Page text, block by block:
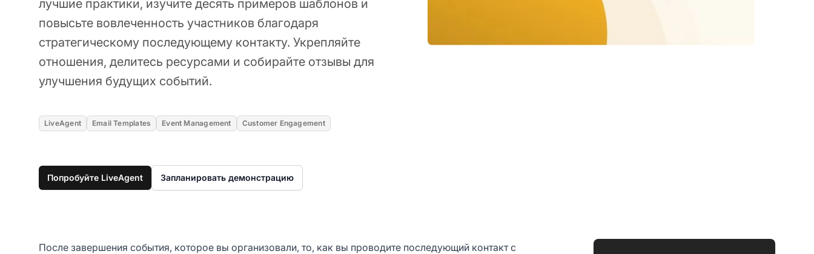
лучшие практики, изучите десять примеров шаблонов и
повысьте вовлеченность участников благодаря
стратегическому последующему контакту. Укрепляйте
отношения, делитесь ресурсами и собирайте отзывы для
улучшения будущих событий.
LiveAgent Email Templates Event Management Customer Engagement
Попробуйте LiveAgent Запланировать демонстрацию
После завершения события, которое вы организовали, то, как вы проводите последующий контакт с